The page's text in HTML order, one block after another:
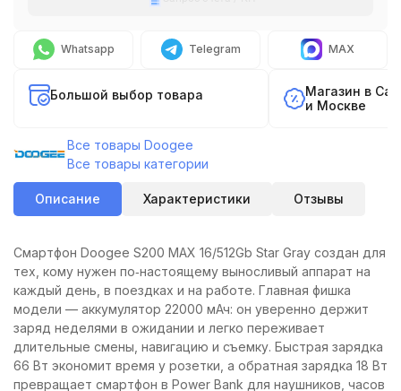
Whatsapp Telegram MAX
Большой выбор товара
Магазин в
и Москве
Все товары Doogee
Все товары категории
Описание Характеристики Отзывы
Смартфон Doogee S200 MAX 16/512Gb Star Gray создан для
тех, кому нужен по‑настоящему выносливый аппарат на
каждый день, в поездках и на работе. Главная фишка
модели — аккумулятор 22000 мАч: он уверенно держит
заряд неделями в ожидании и легко переживает
длительные смены, навигацию и съемку. Быстрая зарядка
66 Вт экономит время у розетки, а обратная зарядка 18 Вт
превращает смартфон в Power Bank для наушников, часов